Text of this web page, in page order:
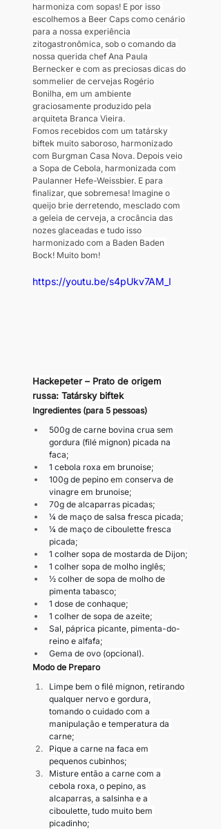
harmoniza com sopas! E por isso
escolhemos a Beer Caps como cenário
para a nossa experiência
zitogastronômica, sob o comando da
nossa querida chef Ana Paula
Bernecker e com as preciosas dicas do
sommelier de cervejas Rogério
Bonilha, em um ambiente
graciosamente produzido pela
arquiteta Branca Vieira.
Fomos recebidos com um tatársky
biftek muito saboroso, harmonizado
com Burgman Casa Nova. Depois veio
a Sopa de Cebola, harmonizada com
Paulanner Hefe-Weissbier. E para
finalizar, que sobremesa! Imagine o
queijo brie derretendo, mesclado com
a geleia de cerveja, a crocância das
nozes glaceadas e tudo isso
harmonizado com a Baden Baden
Bock! Muito bom!
https://youtu.be/s4pUkv7AM_I
Hackepeter – Prato de origem
russa: Tatársky biftek
Ingredientes (para 5 pessoas)
500g de carne bovina crua sem
gordura (filé mignon) picada na
faca;
1 cebola roxa em brunoise;
100g de pepino em conserva de
vinagre em brunoise;
70g de alcaparras picadas;
¼ de maço de salsa fresca picada;
¼ de maço de ciboulette fresca
picada;
1 colher sopa de mostarda de Dijon;
1 colher sopa de molho inglês;
½ colher de sopa de molho de
pimenta tabasco;
1 dose de conhaque;
1 colher de sopa de azeite;
Sal, páprica picante, pimenta-do-
reino e alfafa;
Gema de ovo (opcional).
Modo de Preparo
Limpe bem o filé mignon, retirando
qualquer nervo e gordura,
tomando o cuidado com a
manipulação e temperatura da
carne;
Pique a carne na faca em
pequenos cubinhos;
Misture então a carne com a
cebola roxa, o pepino, as
alcaparras, a salsinha e a
ciboulette, tudo muito bem
picadinho;